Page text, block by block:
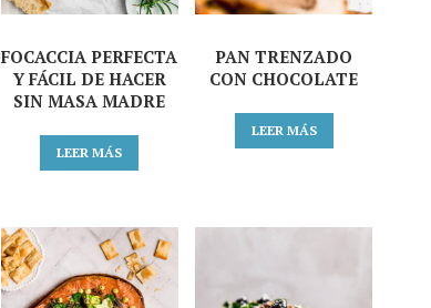
FOCACCIA PERFECTA
Y FÁCIL DE HACER
SIN MASA MADRE
LEER MÁS
PAN TRENZADO
CON CHOCOLATE
LEER MÁS